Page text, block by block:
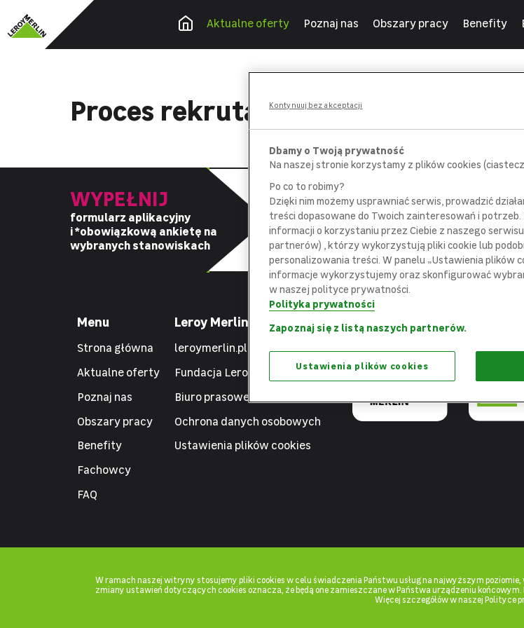
Aktualne oferty Poznaj nas Obszary pracy Benefity
Proces rekrutacyjny
WYPEŁNIJ
formularz aplikacyjny
i *obowiązkową ankietę na
wybranych stanowiskach
POROZMAWIAJ
z pracownikiem
działu rekrutacji
z
Menu
Strona główna
Aktualne oferty
Poznaj nas
Obszary pracy
Benefity
Fachowcy
FAQ
Leroy Merlin
leroymerlin.pl
Fundacja Leroy Merlin
Biuro prasowe
Ochrona danych osobowych
Ustawienia plików cookies
Razem
możemy więcej
W ramach naszej witryny stosujemy pliki cookies w celu świadczenia Państwu usług na najwyższym
zmiany ustawień dotyczących cookies oznacza, że będą one zamieszczane w Państwa urządzeniu
Więcej szczegółów w naszej Polityce
Dbamy o Twoją prywatność
Na naszej stronie korzystamy z plików cookies
Po co to robimy?
Dzięki nim możemy usprawniać serwis, prowadzić
treści dopasowane do Twoich zainteresowań i
informacji o korzystaniu przez Ciebie z naszego
partnerów) , którzy wykorzystują pliki cookie lub
personalizowania treści. W panelu „Ustawienia plików
informacje wykorzystujemy oraz skonfigurować
w naszej polityce prywatności.
Polityka prywatności
Zapoznaj się z listą naszych partnerów.
Ustawienia plików cookies
Kontynuuj bez akceptacji